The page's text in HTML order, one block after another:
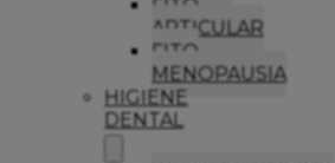
FITO
ARTICULAR
FITO
MENOPAUSIA
HIGIENE
DENTAL